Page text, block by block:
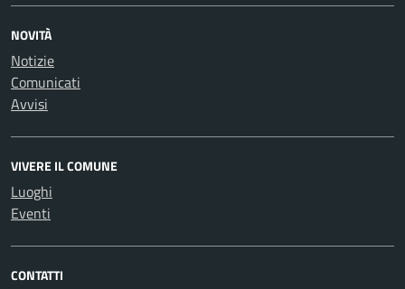
NOVITÀ
Notizie
Comunicati
Avvisi
VIVERE IL COMUNE
Luoghi
Eventi
CONTATTI